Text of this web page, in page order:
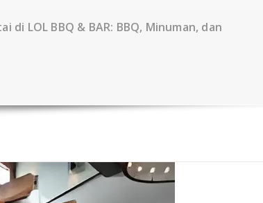
di LOL BBQ & BAR: BBQ, Minuman, dan